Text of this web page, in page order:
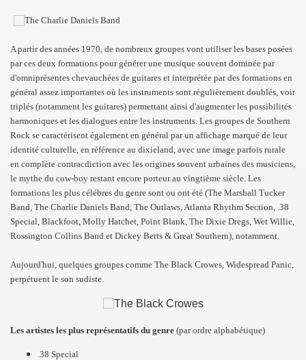
A partir des années 1970, de nombreux groupes vont utiliser les bases posées
par ces deux formations pour générer une musique souvent dominée par
d'omniprésentes chevauchées de guitares et interprétée par des formations en
général assez importantes où les instruments sont régulièrement doublés, voir
triplés (notamment les guitares) permettant ainsi d'augmenter les possibilités
harmoniques et les dialogues entre les instruments. Les groupes de Southern
Rock se caractérisent également en général par un affichage marqué de leur
identité culturelle, en référence au dixieland, avec une image parfois rurale
en complète contracdiction avec les origines souvent urbaines des musiciens,
le mythe du cow-boy restant encore porteur au vingtième siècle. Les
formations les plus célébres du genre sont ou ont été (The Marshall Tucker
Band, The Charlie Daniels Band, The Outlaws, Atlanta Rhythm Section, .38
Special, Blackfoot, Molly Hatchet, Point Blank, The Dixie Dregs, Wet Willie,
Rossington Collins Band et Dickey Betts & Great Southern), notamment.
Aujourd'hui, quelques groupes comme The Black Crowes, Widespread Panic,
perpétuent le son sudiste.
Les artistes les plus représentatifs du genre (par ordre alphabétique)
.38 Special